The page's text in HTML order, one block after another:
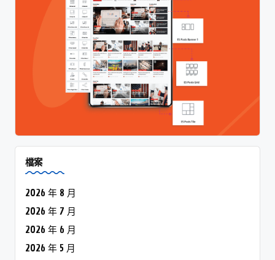
檔案
2026 年 8 月
2026 年 7 月
2026 年 6 月
2026 年 5 月